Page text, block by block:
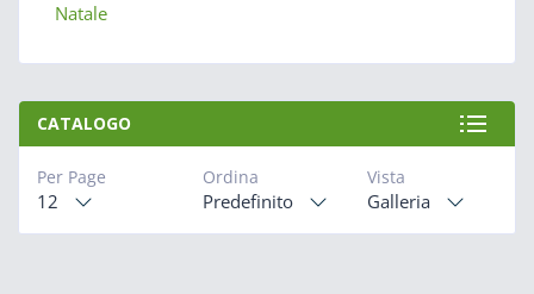
Natale
CATALOGO
Vista
Galleria
Ordina
Predefinito
Per Page
12